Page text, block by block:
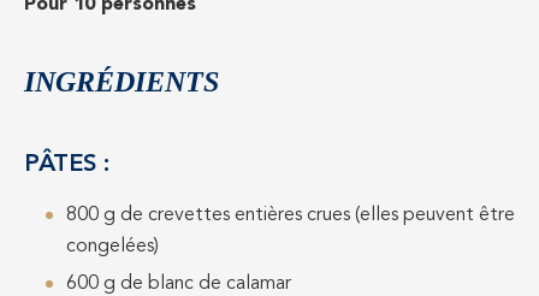
Pour 10 personnes
INGRÉDIENTS
PÂTES :
800 g de crevettes entières crues (elles peuvent être
congelées)
600 g de blanc de calamar